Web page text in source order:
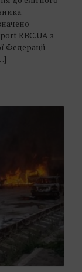
RBC.UA з
Федерації